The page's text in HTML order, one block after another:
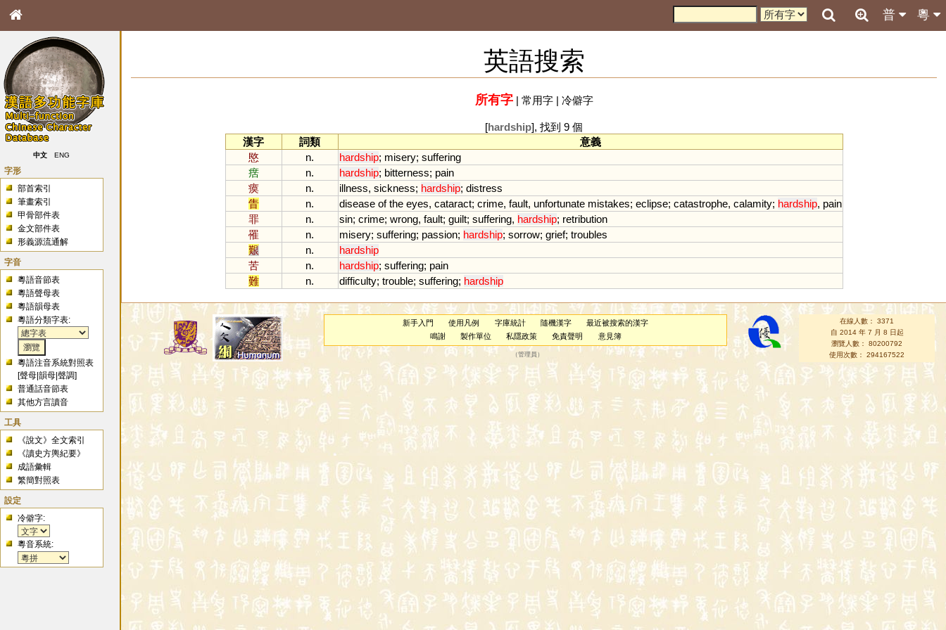
粵
普
中文 ENG
字形
部首索引
筆畫索引
甲骨部件表
金文部件表
形義源流通解
字音
粵語音節表
粵語聲母表
粵語韻母表
粵語分類字表:
粵語注音系統對照表
[聲母 |韻母 |聲調]
普通話音節表
其他方言讀音
工具
《說文》全文索引
《讀史方輿紀要》
成語彙輯
繁簡對照表
設定
冷僻字:
粵音系統:
英語搜索
所有字| 常用字| 冷僻字
[hardship], 找到 9 個
漢字
詞類
意義
愍
n. hardship; misery; suffering
瘔
n. hardship; bitterness; pain
瘼
n. illness, sickness; hardship; distress
眚
n. disease of the eyes, cataract; crime, fault, unfortunate mistakes; eclipse; catastrophe, calamity; hardship, pain
罪
n. sin; crime; wrong, fault; guilt; suffering, hardship; retribution
罹
n. misery; suffering; passion; hardship; sorrow; grief; troubles
艱
n.
hardship
苦
n. hardship; suffering; pain
難
n. difficulty; trouble; suffering; hardship
新手入門 使用凡例 字庫統計 隨機漢字
最近被搜索的漢字
鳴謝
製作單位 私隱政策 免責聲明 意見簿
（管理員 ）
在線人數： 3371
自 2014 年 7 月 8 日起
瀏覽人數： 80200792
使用次數： 294167522